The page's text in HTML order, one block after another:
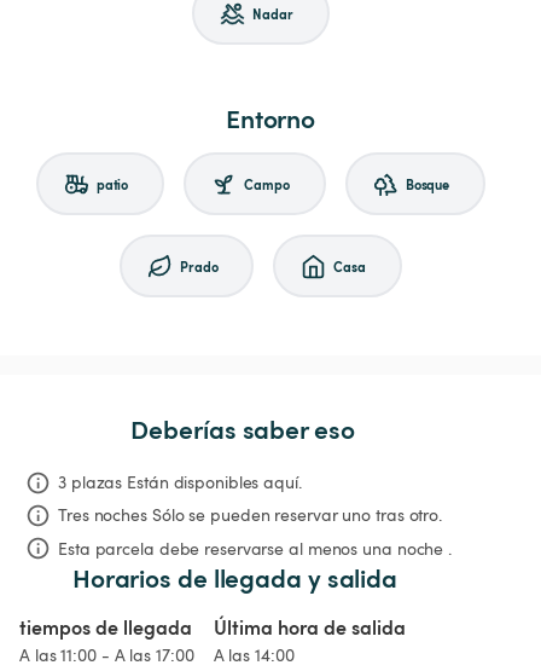
Nadar
Entorno
patio Campo Bosque
Prado Casa
Deberías saber eso
3 plazas Están disponibles aquí.
Tres noches Sólo se pueden reservar uno tras otro.
Esta parcela debe reservarse al menos una noche .
Horarios de llegada y salida
tiempos de llegada
A las 11:00 - A las 17:00
Última hora de salida
A las 14:00